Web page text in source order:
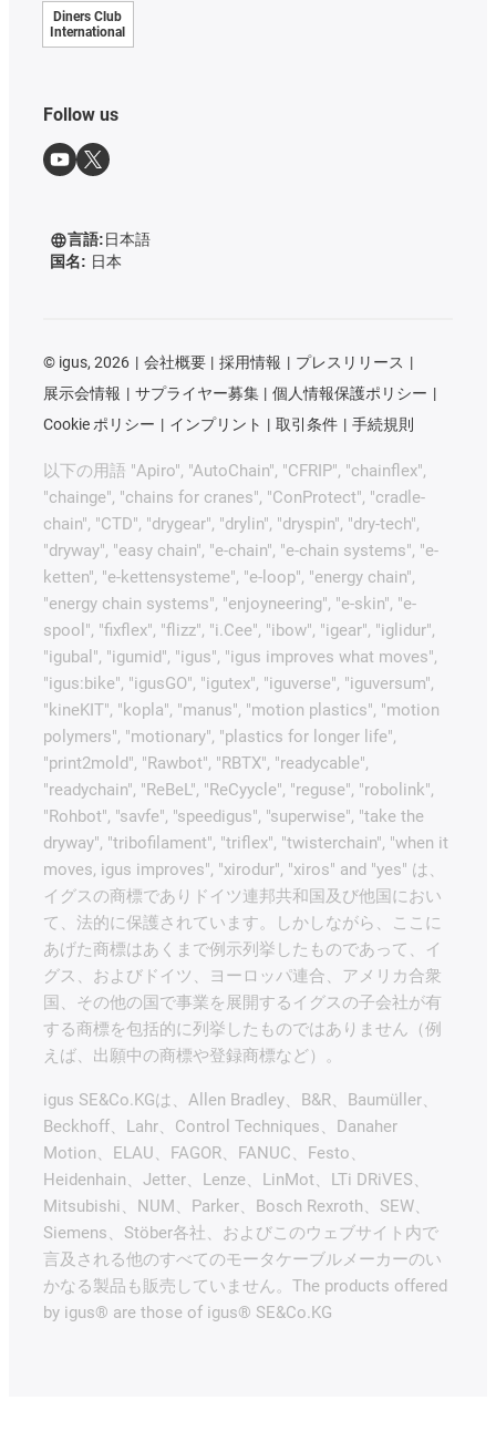
Diners Club
International
Follow us
言語:日本語
国名: 日本
© igus, 2026 会社概要 採用情報
プレスリリース
展示会情報
サプライヤー募集
個人情報保護ポリシー
Cookie ポリシー
インプリント 取引条件 手続規則
以下の用語 "Apiro", "AutoChain", "CFRIP", "chainflex",
"chainge", "chains for cranes", "ConProtect", "cradle-
chain", "CTD", "drygear", "drylin", "dryspin", "dry-tech",
"dryway", "easy chain", "e-chain", "e-chain systems", "e-
ketten", "e-kettensysteme", "e-loop", "energy chain",
"energy chain systems", "enjoyneering", "e-skin", "e-
spool", "fixflex", "flizz", "i.Cee", "ibow", "igear", "iglidur",
"igubal", "igumid", "igus", "igus improves what moves",
"igus:bike", "igusGO", "igutex", "iguverse", "iguversum",
"kineKIT", "kopla", "manus", "motion plastics", "motion
polymers", "motionary", "plastics for longer life",
"print2mold", "Rawbot", "RBTX", "readycable",
"readychain", "ReBeL", "ReCyycle", "reguse", "robolink",
"Rohbot", "savfe", "speedigus", "superwise", "take the
dryway", "tribofilament", "triflex", "twisterchain", "when it
moves, igus improves", "xirodur", "xiros" and "yes" は、
イグスの商標でありドイツ連邦共和国及び他国におい
て、法的に保護されています。しかしながら、ここに
あげた商標はあくまで例示列挙したものであって、イ
グス、およびドイツ、ヨーロッパ連合、アメリカ合衆
国、その他の国で事業を展開するイグスの子会社が有
する商標を包括的に列挙したものではありません（例
えば、出願中の商標や登録商標など）。
igus SE&Co.KGは、Allen Bradley、B&R、Baumüller、
Beckhoff、Lahr、Control Techniques、Danaher
Motion、ELAU、FAGOR、FANUC、Festo、
Heidenhain、Jetter、Lenze、LinMot、LTi DRiVES、
Mitsubishi、NUM、Parker、Bosch Rexroth、SEW、
Siemens、Stöber各社、およびこのウェブサイト内で
言及される他のすべてのモータケーブルメーカーのい
かなる製品も販売していません。The products offered
by igus® are those of igus® SE&Co.KG